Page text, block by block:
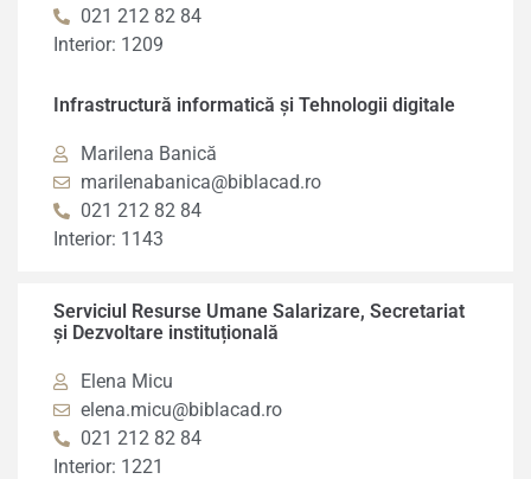
021 212 82 84
Interior: 1209
Infrastructură informatică și Tehnologii digitale
Marilena Banică
marilenabanica@biblacad.ro
021 212 82 84
Interior: 1143
Serviciul Resurse Umane Salarizare, Secretariat
și Dezvoltare instituțională
Elena Micu
elena.micu@biblacad.ro
021 212 82 84
Interior: 1221